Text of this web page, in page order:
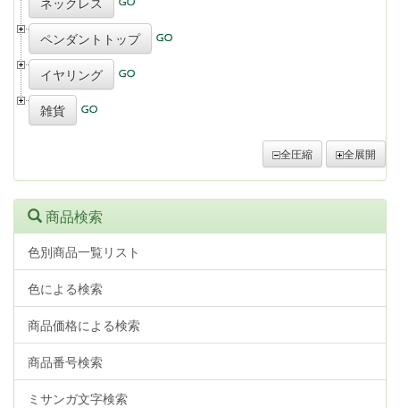
ペンダントトップ
イヤリング
雑貨
全圧縮 全展開
商品検索
色別商品一覧リスト
色による検索
商品価格による検索
商品番号検索
ミサンガ文字検索